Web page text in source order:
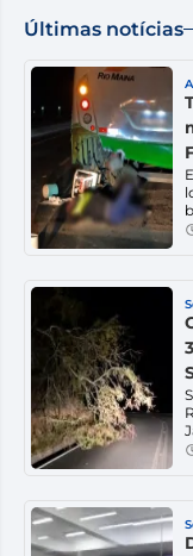
Últimas notícias